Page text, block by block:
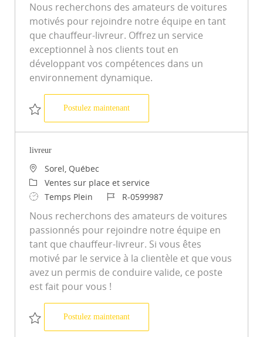
Nous recherchons des amateurs de voitures
motivés pour rejoindre notre équipe en tant
que chauffeur-livreur. Offrez un service
exceptionnel à nos clients tout en
développant vos compétences dans un
environnement dynamique.
Sauvegarder Livreur R-0595766
Postulez maintenantLivreur
livreur
Emplacement
Sorel, Québec
Catégorie
Ventes sur place et service
Type d’emploi
Temps Plein ID du poste
R-0599987
Nous recherchons des amateurs de voitures
passionnés pour rejoindre notre équipe en
tant que chauffeur-livreur. Si vous êtes
motivé par le service à la clientèle et que vous
avez un permis de conduire valide, ce poste
est fait pour vous !
Sauvegarder livreur R-0599987
Postulez maintenantlivreur